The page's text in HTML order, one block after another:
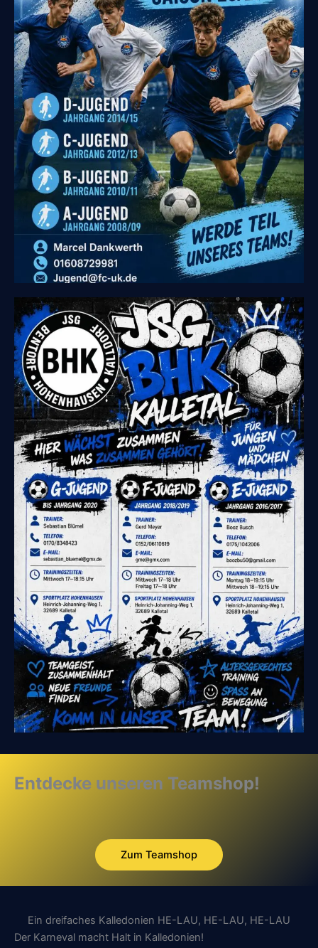
Entdecke unseren Teamshop!
Zum Teamshop
Ein dreifaches Kalledonien HE-LAU, HE-LAU, HE-LAU
Der Karneval macht Halt in Kalledonien!